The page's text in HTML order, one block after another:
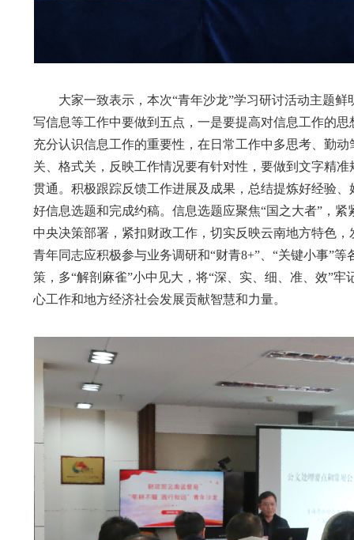
大家一致表示，本次“青年沙龙”学习研讨活动主题鲜
写信息等工作中要做到五点，一是要提高对信息工作的
充分认识信息工作的重要性，在日常工作中多思考、勤
关、格式关，反映工作情况要有针对性，要做到文字精
贯通。积极跟踪反馈工作进展及成果，总结提炼好经验
好信息选题和完成约稿。信息选题应聚焦“国之大者”，
中央决策部署，紧扣财政工作，切实反映云南地方特色
青年同志应积极参与业务调研和“财青8+”、“关键小事”
策，多“解剖麻雀”小中见大，将“深、实、细、准、效”
心工作和地方经济社会发展贡献智慧和力量。